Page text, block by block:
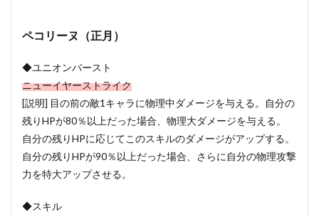
ペコリーヌ（正月）
◆ユニオンバースト
ニューイヤーストライク
[説明] 目の前の敵1キャラに物理中ダメージを与える。自分の
残りHPが80％以上だった場合、物理大ダメージを与える。
自分の残りHPに応じてこのスキルのダメージがアップする。
自分の残りHPが90％以上だった場合、さらに自分の物理攻撃
力を特大アップさせる。
◆スキル